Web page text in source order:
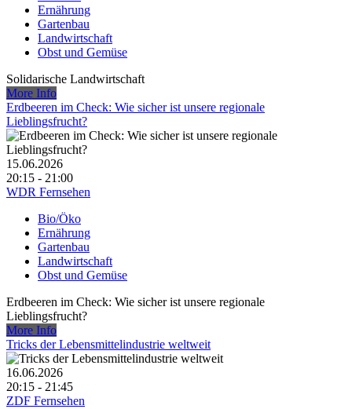
Ernährung
Gartenbau
Landwirtschaft
Obst und Gemüse
Solidarische Landwirtschaft
More Info
Erdbeeren im Check: Wie sicher ist unsere regionale
Lieblingsfrucht?
15.06.2026
20:15 - 21:00
WDR Fernsehen
Bio/Öko
Ernährung
Gartenbau
Landwirtschaft
Obst und Gemüse
Erdbeeren im Check: Wie sicher ist unsere regionale
Lieblingsfrucht?
More Info
Tricks der Lebensmittelindustrie weltweit
16.06.2026
20:15 - 21:45
ZDF Fernsehen